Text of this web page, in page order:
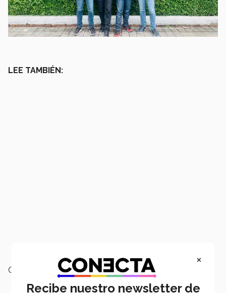
LEE TAMBIÉN:
Campus: Querétaro,
×
Recibe nuestro newsletter de